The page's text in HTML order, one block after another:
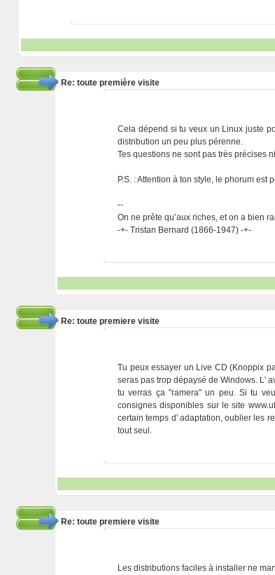
Re: toute première visite
Cela dépend si tu veux un Linux juste
distribution un peu plus pérenne.
Tes questions ne sont pas très précises
P.S. : Attention à ton style, le phorum
--
On ne prête qu’aux riches, et on a bien
-+- Tristan Bernard (1866-1947) -+-
Re: toute premiere visite
Tu peux essayer un Live CD (Knoppix
seras pas trop dépaysé de Windows. L'
tu verras ça "ramera" un peu. Si tu
consignes disponibles sur le site
certain temps d' adaptation, oublier les
tout seul.
Re: toute premiere visite
Les distributions faciles à installer ne